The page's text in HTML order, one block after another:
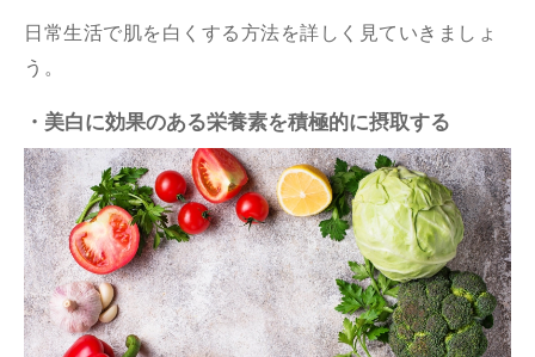
日常生活で肌を白くする方法を詳しく見ていきましょ
う。
・美白に効果のある栄養素を積極的に摂取する